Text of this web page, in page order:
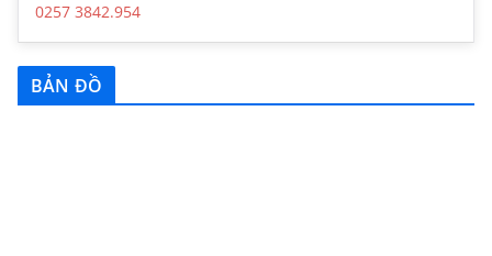
0257 3842.954
BẢN ĐỒ